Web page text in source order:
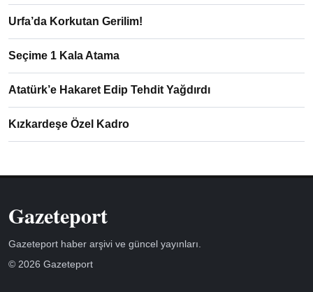
Urfa’da Korkutan Gerilim!
Seçime 1 Kala Atama
Atatürk’e Hakaret Edip Tehdit Yağdırdı
Kızkardeşe Özel Kadro
Gazeteport
Gazeteport haber arşivi ve güncel yayınları.
© 2026 Gazeteport